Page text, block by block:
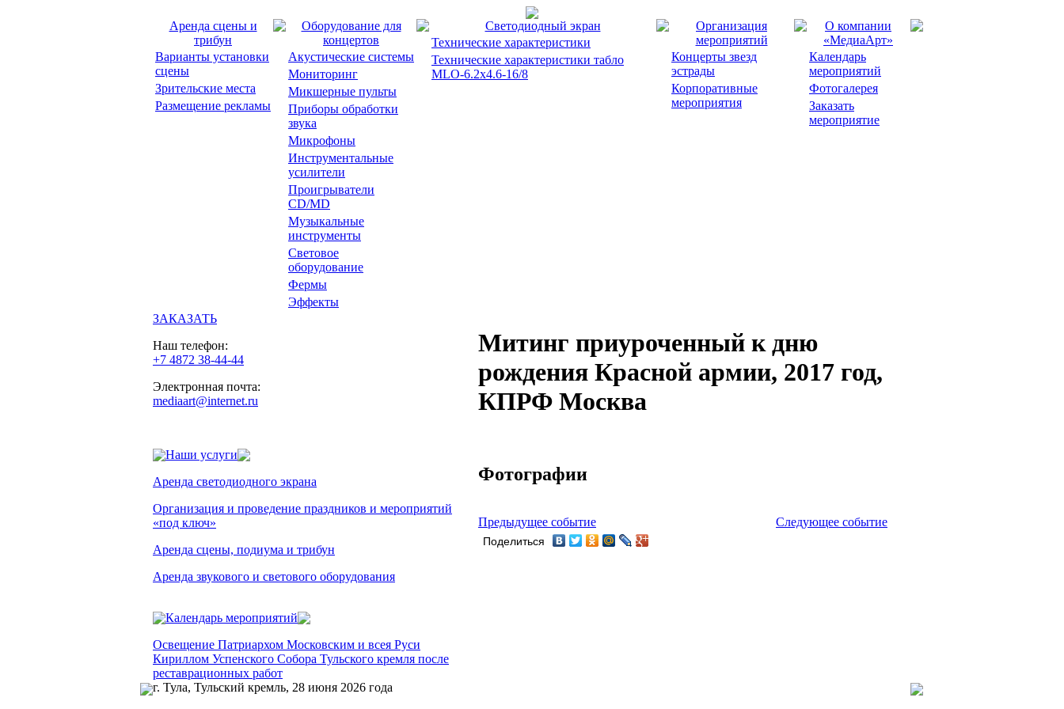
Аренда сцены и
трибун
Варианты установки
сцены
Зрительские места
Размещение рекламы
Оборудование для
концертов
Акустические системы
Мониторинг
Микшерные пульты
Приборы обработки
звука
Микрофоны
Инструментальные
усилители
Проигрыватели
CD/MD
Музыкальные
инструменты
Световое
оборудование
Фермы
Эффекты
Светодиодный экран
Технические характеристики
Технические характеристики табло
MLO-6.2x4.6-16/8
Организация
мероприятий
Концерты звезд
эстрады
Корпоративные
мероприятия
О компании
«МедиаАрт»
Календарь
мероприятий
Фотогалерея
Заказать
мероприятие
ЗАКАЗАТЬ
Наш телефон:
+7 4872 38-44-44
Электронная почта:
mediaart@internet.ru
Наши услуги
Аренда светодиодного экрана
Организация и проведение праздников и мероприятий
«под ключ»
Аренда сцены, подиума и трибун
Аренда звукового и светового оборудования
Календарь мероприятий
Освещение Патриархом Московским и всея Руси
Кириллом Успенского Собора Тульского кремля после
реставрационных работ
г. Тула, Тульский кремль, 28 июня 2026 года
Митинг приуроченный к дню
рождения Красной армии, 2017 год,
КПРФ Москва
Фотографии
Предыдущее событие Следующее событие
Поделиться